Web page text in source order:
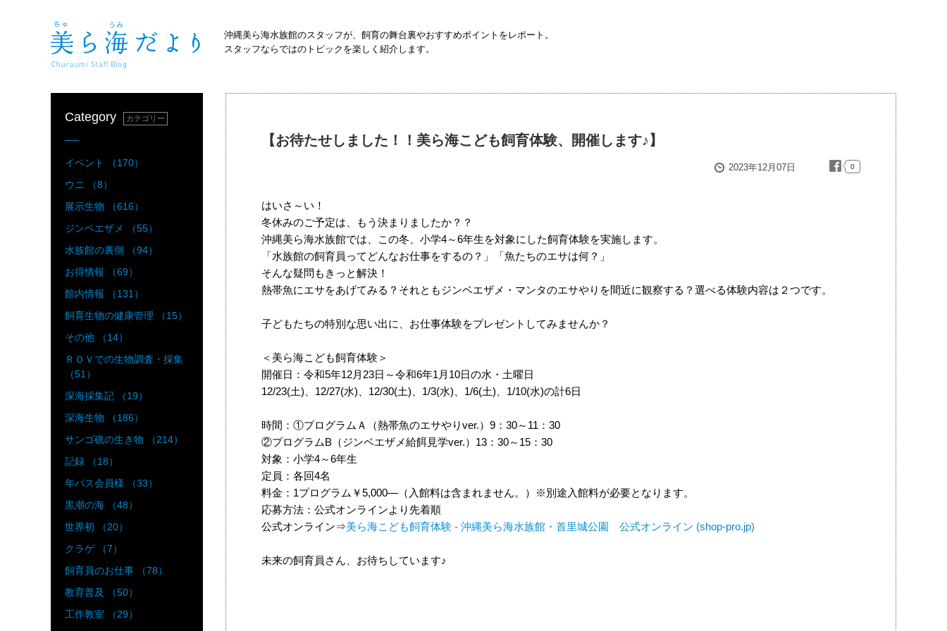
沖縄美ら海水族館のスタッフが、飼育の舞台裏やおすすめポイントをレポート。
スタッフならではのトピックを楽しく紹介します。
【お待たせしました！！美ら海こども飼育体験、開催します♪】
2023年12月07日 0
はいさ～い！
冬休みのご予定は、もう決まりましたか？？
沖縄美ら海水族館では、この冬、小学4～6年生を対象にした飼育体験を実施します。
「水族館の飼育員ってどんなお仕事をするの？」「魚たちのエサは何？」
そんな疑問もきっと解決！
熱帯魚にエサをあげてみる？それともジンベエザメ・マンタのエサやりを間近に観察する？選べる体験内容は２つです。
子どもたちの特別な思い出に、お仕事体験をプレゼントしてみませんか？
＜美ら海こども飼育体験＞
開催日：令和5年12月23日～令和6年1月10日の水・土曜日
12/23(土)、12/27(水)、12/30(土)、1/3(水)、1/6(土)、1/10(水)の計6日
時間：①プログラムＡ（熱帯魚のエサやりver.）9：30～11：30
②プログラムB（ジンベエザメ給餌見学ver.）13：30～15：30
対象：小学4～6年生
定員：各回4名
料金：1プログラム￥5,000―（入館料は含まれません。）※別途入館料が必要となります。
応募方法：公式オンラインより先着順
公式オンライン⇒美ら海こども飼育体験 - 沖縄美ら海水族館・首里城公園 公式オンライン (shop-pro.jp)
未来の飼育員さん、お待ちしています♪
Category カテゴリー
イベント （170）
ウニ （8）
展示生物 （616）
ジンベエザメ （55）
水族館の裏側 （94）
お得情報 （69）
館内情報 （131）
飼育生物の健康管理 （15）
その他 （14）
ＲＯＶでの生物調査・採集
（51）
深海採集記 （19）
深海生物 （186）
サンゴ礁の生き物 （214）
記録 （18）
年パス会員様 （33）
黒潮の海 （48）
世界初 （20）
クラゲ （7）
飼育員のお仕事 （78）
教育普及 （50）
工作教室 （29）